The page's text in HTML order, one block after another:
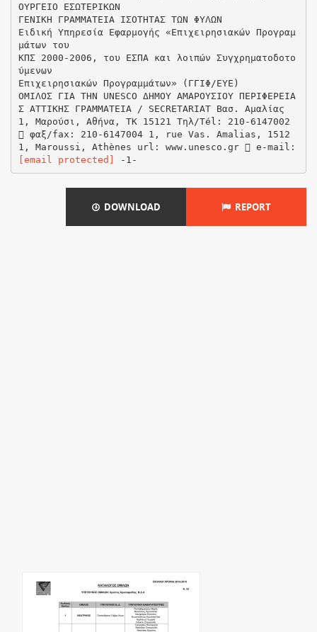
ΟΥΡΓΕΙΟ ΕΣΩΤΕΡΙΚΩΝ
ΓΕΝΙΚΗ ΓΡΑΜΜΑΤΕΙΑ ΙΣΟΤΗΤΑΣ ΤΩΝ ΦΥΛΩΝ
Ειδική Υπηρεσία Εφαρμογής «Επιχειρησιακών Προγραμ
μάτων του
ΚΠΣ 2000-2006, του ΕΣΠΑ και λοιπών Συγχρηματοδοτο
ύμενων
Επιχειρησιακών Προγραμμάτων» (ΓΓΙΦ/ΕΥΕ)
ΟΜΙΛΟΣ ΓΙΑ ΤΗΝ UNESCO ΔΗΜΟΥ ΑΜΑΡΟΥΣΙΟΥ ΠΕΡΙΦΕΡΕΙΑ
Σ ΑΤΤΙΚΗΣ ΓΡΑΜΜΑΤΕΙΑ / SECRETARIAT Βασ. Αμαλίας
1, Μαρούσι, Αθήνα, ΤΚ 15121 Τηλ/Tél: 210‐6147002
 φαξ/fax: 210‐6147004 1, rue Vas. Amalias, 1512
1, Maroussi, Athènes url: www.unesco.gr  e‐mail:
[email protected]
DOWNLOAD REPORT